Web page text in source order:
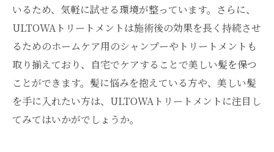
いるため、気軽に試せる環境が整っています。さらに、
ULTOWAトリートメントは施術後の効果を長く持続させ
るためのホームケア用のシャンプーやトリートメントも
取り揃えており、自宅でケアすることで美しい髪を保つ
ことができます。髪に悩みを抱えている方や、美しい髪
を手に入れたい方は、ULTOWAトリートメントに注目し
てみてはいかがでしょうか。